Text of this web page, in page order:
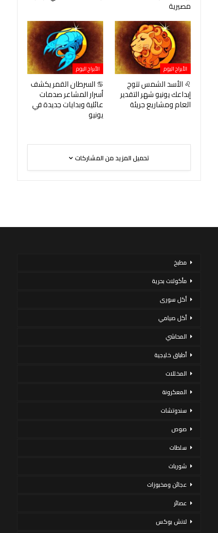
مصيرية
الأبراج اليوم
♌ الأسد الشمس تتوج
إبداعك يونيو شهر التقدير
العام ومشاريع جريئة
الأبراج اليوم
♋ السرطان القمر يكشف
أسرار المشاعر صدمات
عائلية وبدايات جديدة في
يونيو
تحميل المزيد من المشاركات
مطبخ
مأكولات بحرية
أكل سورى
أكل صيامي
المحاشي
أطباق خليجية
المخللات
المعكرونة
سندوتشات
صوص
سلطات
شوربات
عجائن ومخبوزات
عصائر
لانش بوكس